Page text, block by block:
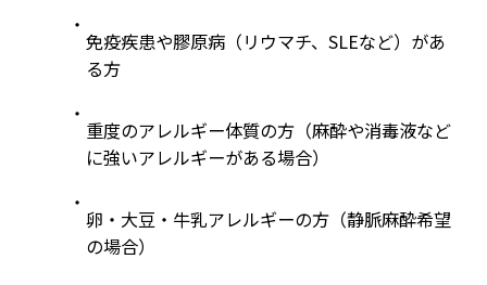
免疫疾患や膠原病（リウマチ、SLEなど）があ
る方
重度のアレルギー体質の方（麻酔や消毒液など
に強いアレルギーがある場合）
卵・大豆・牛乳アレルギーの方（静脈麻酔希望
の場合）